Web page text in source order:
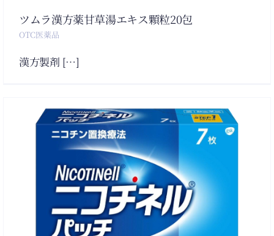
ツムラ漢方薬甘草湯エキス顆粒20包
OTC医薬品
漢方製剤 […]